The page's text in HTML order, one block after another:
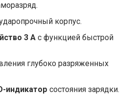
корпус.
3 Ас функцией быстрой
глубоко разряженных
индикатор состояния зарядки.